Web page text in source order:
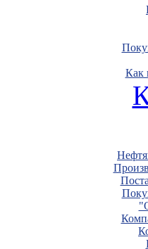
Как